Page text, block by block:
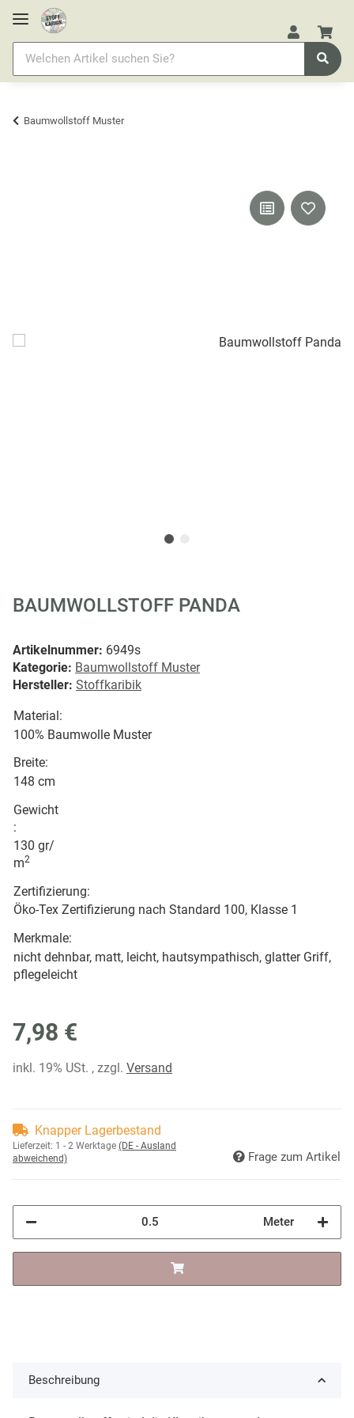
Baumwollstoff Muster
BAUMWOLLSTOFF PANDA
Artikelnummer: 6949s
Kategorie: Baumwollstoff Muster
Hersteller: Stoffkaribik
Material:
100% Baumwolle Muster
Breite:
148 cm
Gewicht
:
130 gr/
m2
Zertifizierung:
Öko-Tex Zertifizierung nach Standard 100, Klasse 1
Merkmale:
nicht dehnbar, matt, leicht, hautsympathisch, glatter Griff,
pflegeleicht
7,98 €
inkl. 19% USt. , zzgl. Versand
Knapper Lagerbestand
Lieferzeit: 1 - 2 Werktage (DE - Ausland
abweichend)
Frage zum Artikel
Meter
Beschreibung